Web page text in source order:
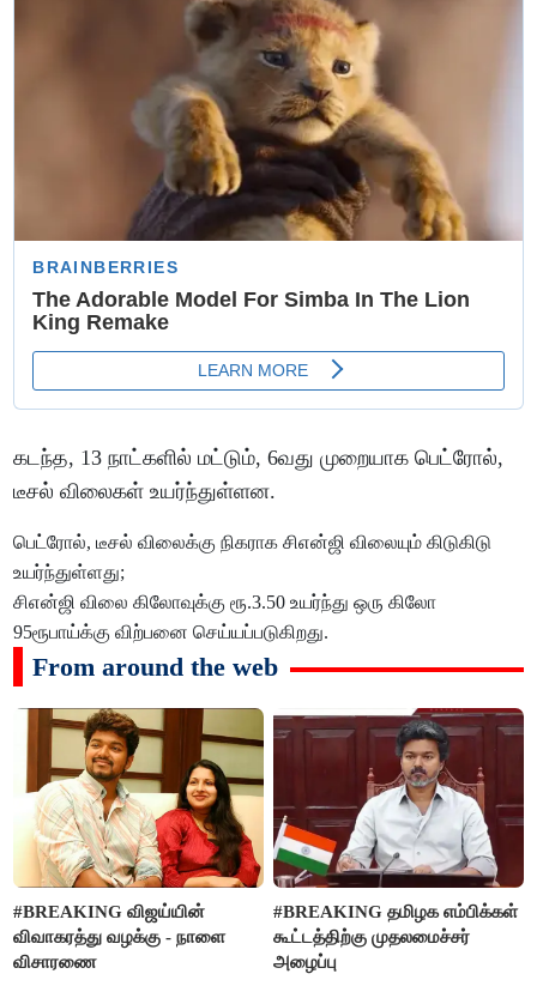
கடந்த, 13 நாட்களில் மட்டும், 6வது முறையாக பெட்ரோல்,
டீசல் விலைகள் உயர்ந்துள்ளன.
பெட்ரோல், டீசல் விலைக்கு நிகராக சிஎன்ஜி விலையும் கிடுகிடு
உயர்ந்துள்ளது;
சிஎன்ஜி விலை கிலோவுக்கு ரூ.3.50 உயர்ந்து ஒரு கிலோ
95ரூபாய்க்கு விற்பனை செய்யப்படுகிறது.
From around the web
#BREAKING விஜய்யின்
விவாகரத்து வழக்கு - நாளை
விசாரணை
#BREAKING தமிழக எம்பிக்கள்
கூட்டத்திற்கு முதலமைச்சர்
அழைப்பு